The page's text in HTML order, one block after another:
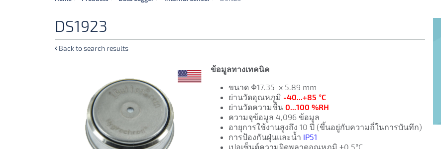
DS1923
Back to search results
ข้อมูลทางเทคนิค
ขนาด Φ17.35 x 5.89 mm
ย่านวัดอุณหภูมิ -40...+85 °C
ย่านวัดความชื้น 0...100 %RH
ความจุข้อมูล 4,096 ข้อมูล
อายุการใช้งานสูงถึง 10 ปี (ขึ้นอยู่กับความถี่ในการบันทึก)
การป้องกันฝุ่นและน้ำ IP51
เปอเซ็นต์ความผิดพลาดอุณหภูมิ ±0.5°C